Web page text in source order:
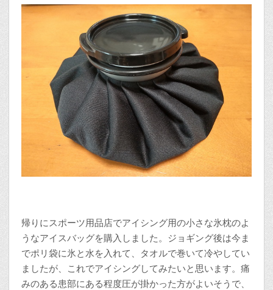
帰りにスポーツ用品店でアイシング用の小さな氷枕のよ
うなアイスバッグを購入しました。ジョギング後は今ま
でポリ袋に氷と水を入れて、タオルで巻いて冷やしてい
ましたが、これでアイシングしてみたいと思います。痛
みのある患部にある程度圧が掛かった方がよいそうで、